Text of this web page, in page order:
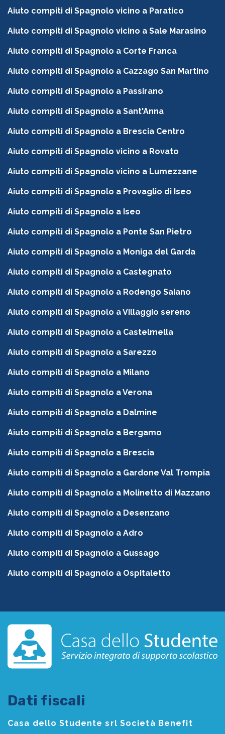
Aiuto compiti di Spagnolo vicino a Paratico
Aiuto compiti di Spagnolo vicino a Sale Marasino
Aiuto compiti di Spagnolo a Corte Franca
Aiuto compiti di Spagnolo a Cazzago San Martino
Aiuto compiti di Spagnolo a Passirano
Aiuto compiti di Spagnolo a Sant'Anna
Aiuto compiti di Spagnolo a Brescia Centro
Aiuto compiti di Spagnolo vicino a Rovato
Aiuto compiti di Spagnolo vicino a Lumezzane
Aiuto compiti di Spagnolo a Provaglio di Iseo
Aiuto compiti di Spagnolo a Iseo
Aiuto compiti di Spagnolo a Ponte San Pietro
Aiuto compiti di Spagnolo a Moniga del Garda
Aiuto compiti di Spagnolo a Castegnato
Aiuto compiti di Spagnolo a Rodengo Saiano
Aiuto compiti di Spagnolo a Villaggio sereno
Aiuto compiti di Spagnolo a Castelmella
Aiuto compiti di Spagnolo a Sarezzo
Aiuto compiti di Spagnolo a Milano
Aiuto compiti di Spagnolo a Verona
Aiuto compiti di Spagnolo a Dalmine
Aiuto compiti di Spagnolo a Bergamo
Aiuto compiti di Spagnolo a Brescia
Aiuto compiti di Spagnolo a Gardone Val Trompia
Aiuto compiti di Spagnolo a Molinetto di Mazzano
Aiuto compiti di Spagnolo a Desenzano
Aiuto compiti di Spagnolo a Adro
Aiuto compiti di Spagnolo a Gussago
Aiuto compiti di Spagnolo a Ospitaletto
Dati fiscali
Casa dello Studente srl Società Benefit